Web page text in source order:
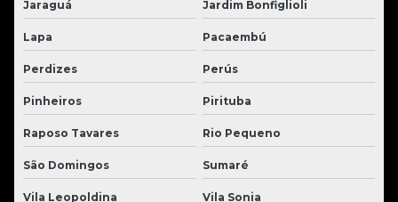
Jaraguá Jardim Bonfiglioli
Lapa Pacaembú
Perdizes Perús
Pinheiros Pirituba
Raposo Tavares Rio Pequeno
São Domingos Sumaré
Vila Leopoldina
Vila Sonia